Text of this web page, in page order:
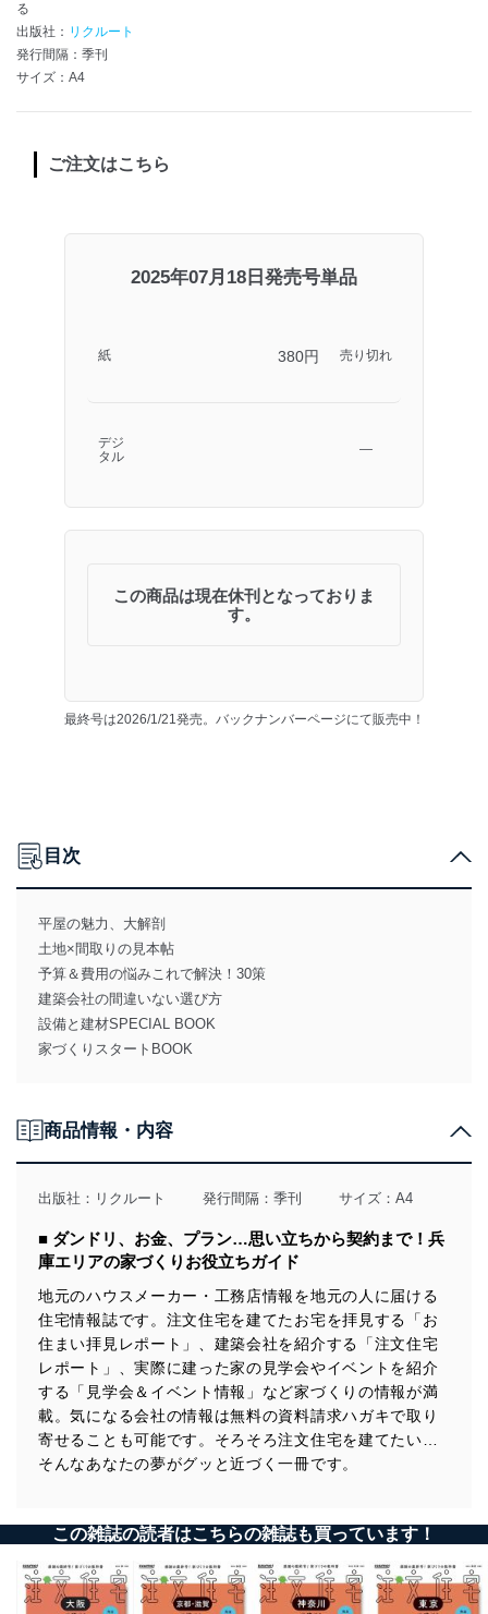
る
出版社： リクルート
発行間隔：季刊
サイズ：A4
ご注文はこちら
2025年07月18日発売号単品
紙 380円 売り切れ
デジ
タル
―
この商品は現在休刊となっておりま
す。
最終号は2026/1/21発売。バックナンバーページにて販売中！
目次
平屋の魅力、大解剖
土地×間取りの見本帖
予算＆費用の悩みこれで解決！30策
建築会社の間違いない選び方
設備と建材SPECIAL BOOK
家づくりスタートBOOK
商品情報・内容
出版社： リクルート 発行間隔：季刊 サイズ：A4
■ ダンドリ、お金、プラン…思い立ちから契約まで！兵
庫エリアの家づくりお役立ちガイド
地元のハウスメーカー・工務店情報を地元の人に届ける
住宅情報誌です。注文住宅を建てたお宅を拝見する「お
住まい拝見レポート」、建築会社を紹介する「注文住宅
レポート」、実際に建った家の見学会やイベントを紹介
する「見学会＆イベント情報」など家づくりの情報が満
載。気になる会社の情報は無料の資料請求ハガキで取り
寄せることも可能です。そろそろ注文住宅を建てたい…
そんなあなたの夢がグッと近づく一冊です。
この雑誌の読者はこちらの雑誌も買っています！